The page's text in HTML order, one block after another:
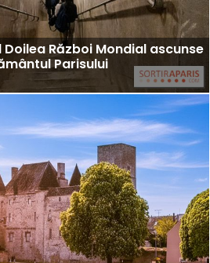
Război Mondial ascunse
Parisului